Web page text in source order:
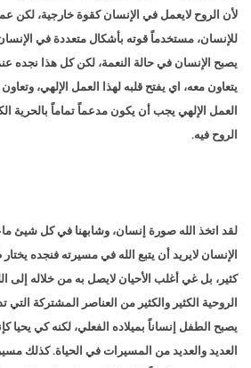
لأن الروح لايعمل في الإنسان كقوة خارجية، لكن
للإنسان، مستخدماً قوته بأشكال متعددة في الإنسان
يصبح الإنسان في حالة النعمة، لكن كل هذا نجده
يتعاون معه، اي يفتح قلبه لهذا العمل الإلهي،
العمل الإلهي يجب أن يكون مدعماً تماماً بالحرية
الروح فيه.
لقد اتخذ الله صورة إنسان، وشابهنا في كل شيئ
الإنسان لايريد أن يتبع الله في مسيرته فنجده
كثير، بل غي أغلب الأحيان لايصل به من خلاله إلى
الروحية الكثير والكثير من العناصر المشتركة
يصبح الطفل إنساناً بميلاده الفعلي، لكنه كي يحيا
العديد والعديد من المسيرات في الحياة. كذلك